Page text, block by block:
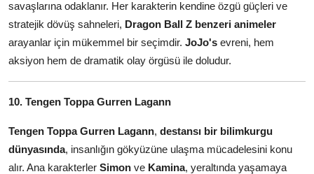
savaşlarına odaklanır. Her karakterin kendine özgü güçleri ve
stratejik dövüş sahneleri, Dragon Ball Z benzeri animeler
arayanlar için mükemmel bir seçimdir. JoJo's evreni, hem
aksiyon hem de dramatik olay örgüsü ile doludur.
10. Tengen Toppa Gurren Lagann
Tengen Toppa Gurren Lagann, destansı bir bilimkurgu
dünyasında, insanlığın gökyüzüne ulaşma mücadelesini konu
alır. Ana karakterler Simon ve Kamina, yeraltında yaşamaya